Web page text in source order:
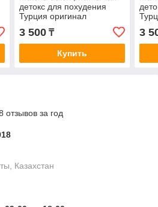
детокс для похудения
Турция оригинал
3 500₸
Купить
3
отзывов за год
Казахстан